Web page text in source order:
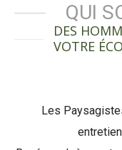
QUI
DES
VOTRE
Les